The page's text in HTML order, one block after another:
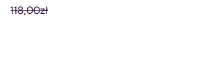
118,00zł